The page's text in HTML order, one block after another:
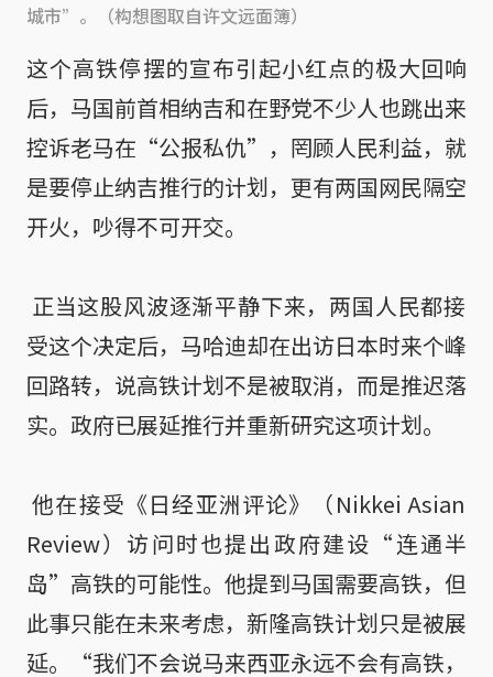
城市”。（构想图取自许文远面簿）
这个高铁停摆的宣布引起小红点的极大回响
后，马国前首相纳吉和在野党不少人也跳出来
控诉老马在“公报私仇”，罔顾人民利益，就
是要停止纳吉推行的计划，更有两国网民隔空
开火，吵得不可开交。
受这个决定后，马哈迪却在出访日本时来个峰
回路转，说高铁计划不是被取消，而是推迟落
实。政府已展延推行并重新研究这项计划。
他在接受《日经亚洲评论》（Nikkei Asian
Review）访问时也提出政府建设“连通半
岛”高铁的可能性。他提到马国需要高铁，但
此事只能在未来考虑，新隆高铁计划只是被展
延。“我们不会说马来西亚永远不会有高铁，